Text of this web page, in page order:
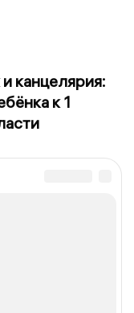
канцелярия:
к 1